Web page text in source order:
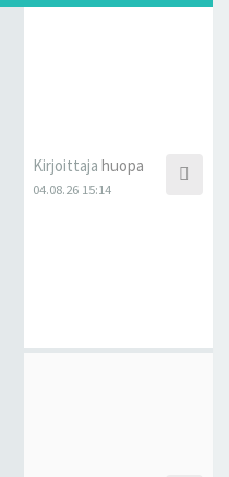
Kirjoittaja huopa
04.08.26 15:14